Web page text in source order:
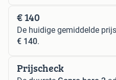
€ 140
De huidige gemiddelde
€ 140.
Prijscheck